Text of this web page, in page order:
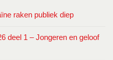
raken publiek diep
deel 1 – Jongeren en geloof